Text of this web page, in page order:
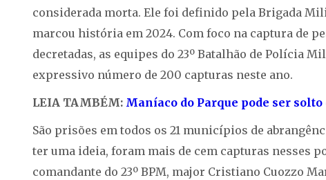
considerada morta. Ele foi definido pela Brigada
marcou história em 2024. Com foco na captura de
decretadas, as equipes do 23º Batalhão de Polícia
expressivo número de 200 capturas neste ano.
LEIA TAMBÉM: Maníaco do Parque pode ser
São prisões em todos os 21 municípios de
ter uma ideia, foram mais de cem capturas nesses
comandante do 23º BPM, major Cristiano Cuozzo